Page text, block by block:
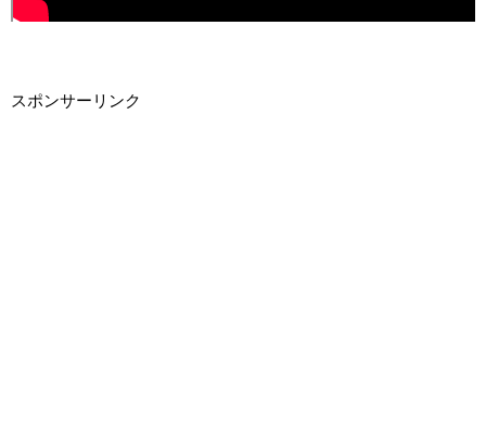
スポンサーリンク